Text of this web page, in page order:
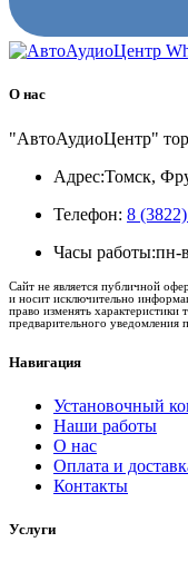
О нас
"АвтоАудиоЦентр"
Адрес:Томск,
Телефон: 8
Часы работы:пн-
Сайт не является публичной
и носит исключительно
право изменять характеристики
предварительного уведомления
Навигация
Установочный
Наши работы
О нас
Оплата и
Контакты
Услуги